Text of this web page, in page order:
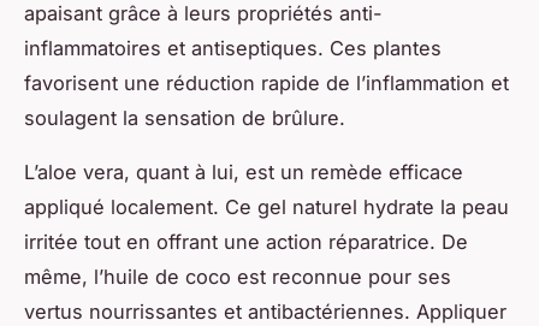
apaisant grâce à leurs propriétés anti-
inflammatoires et antiseptiques. Ces plantes
favorisent une réduction rapide de l’inflammation et
soulagent la sensation de brûlure.
L’aloe vera, quant à lui, est un remède efficace
appliqué localement. Ce gel naturel hydrate la peau
irritée tout en offrant une action réparatrice. De
même, l’huile de coco est reconnue pour ses
vertus nourrissantes et antibactériennes. Appliquer